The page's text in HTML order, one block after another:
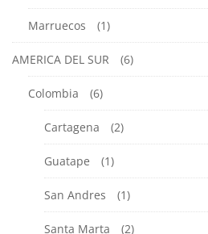
05:00
Barcelona
EUROPA
Marruecos (1)
AMERICA DEL SUR (6)
Colombia (6)
Cartagena (2)
Guatape (1)
San Andres (1)
Santa Marta (2)